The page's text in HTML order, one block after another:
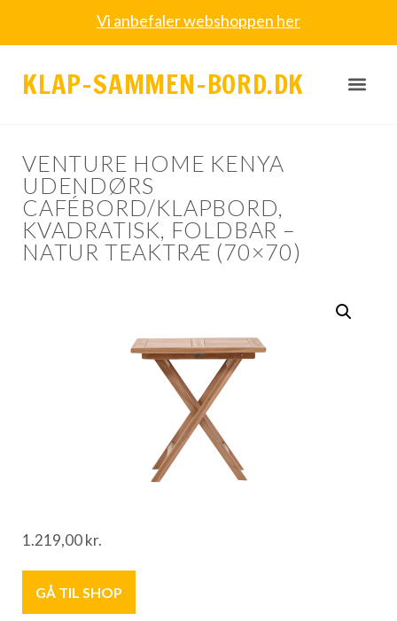
Vi anbefaler webshoppen her
KLAP-SAMMEN-BORD.DK
VENTURE HOME KENYA
UDENDØRS
CAFÉBORD/KLAPBORD,
KVADRATISK, FOLDBAR –
NATUR TEAKTRÆ (70×70)
1.219,00kr.
GÅ TIL SHOP